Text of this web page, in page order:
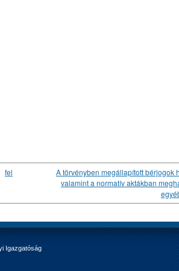
fel
A törvényben megállapított bérjogok
valamint a normatív aktákban
Igazgatóság